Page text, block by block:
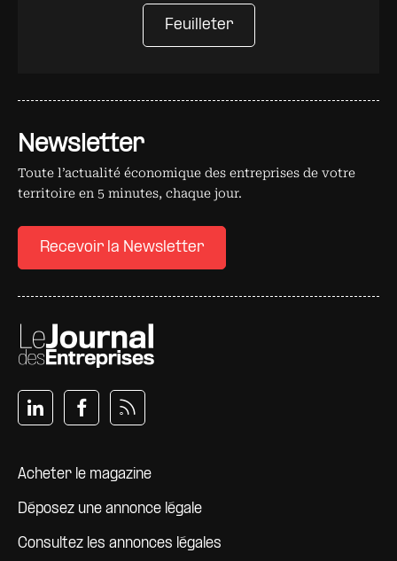
Newsletter
Toute l’actualité économique des entreprises de votre
territoire en 5 minutes, chaque jour.
Recevoir la Newsletter
Pied de page
Acheter le magazine
Déposez une annonce légale
Consultez les annonces légales
Feuilleter